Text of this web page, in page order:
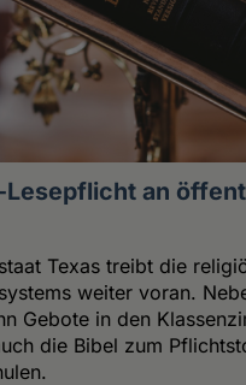
Lesepflicht an
Texas treibt die
weiter voran.
Gebote in den
die Bibel zum